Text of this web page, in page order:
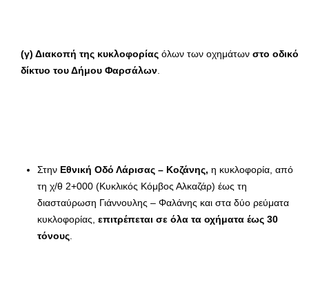
(γ) Διακοπή της κυκλοφορίας όλων των οχημάτων στο οδικό
δίκτυο του Δήμου Φαρσάλων
Στην Εθνική Οδό Λάρισας – Κοζάνης, η κυκλοφορία, από
τη χ/θ 2+000 (Κυκλικός Κόμβος Αλκαζάρ) έως τη
διασταύρωση Γιάννουλης – Φαλάνης και στα δύο ρεύματα
κυκλοφορίας, επιτρέπεται σε όλα τα οχήματα έως 30
τόνους